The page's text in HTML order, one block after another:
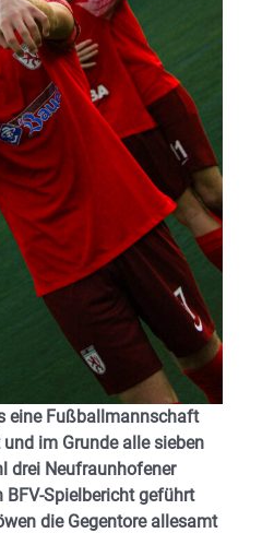
eine Fußballmannschaft
im Grunde alle sieben
drei Neufraunhofener
Spielbericht geführt
die Gegentore allesamt